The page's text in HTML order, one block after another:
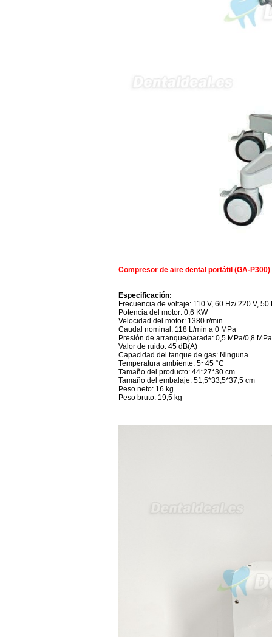
Compresor de aire dental portátil (GA-P300)
Especificación:
Frecuencia de voltaje: 110 V, 60 Hz/ 220 V, 50
Potencia del motor: 0,6 KW
Velocidad del motor: 1380 r/min
Caudal nominal: 118 L/min a 0 MPa
Presión de arranque/parada: 0,5 MPa/0,8 MPa
Valor de ruido: 45 dB(A)
Capacidad del tanque de gas: Ninguna
Temperatura ambiente: 5~45 °C
Tamaño del producto: 44*27*30 cm
Tamaño del embalaje: 51,5*33,5*37,5 cm
Peso neto: 16 kg
Peso bruto: 19,5 kg